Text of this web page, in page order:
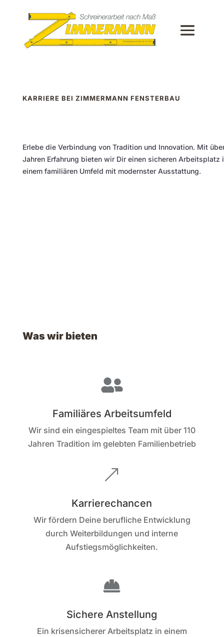
KARRIERE BEI ZIMMERMANN FENSTERBAU
Erlebe die Verbindung von Tradition und Innovation. Mit
Jahren Erfahrung bieten wir Dir einen sicheren Arbeitsplatz
einem familiären Umfeld mit modernster Ausstattung.
Was wir bieten

Familiäres Arbeitsumfeld
Wir sind ein eingespieltes Team mit über 110
Jahren Tradition im gelebten Familienbetrieb
&
Karrierechancen
Wir fördern Deine berufliche Entwicklung
durch Weiterbildungen und interne
Aufstiegsmöglichkeiten.

Sichere Anstellung
Ein krisensicherer Arbeitsplatz in einem